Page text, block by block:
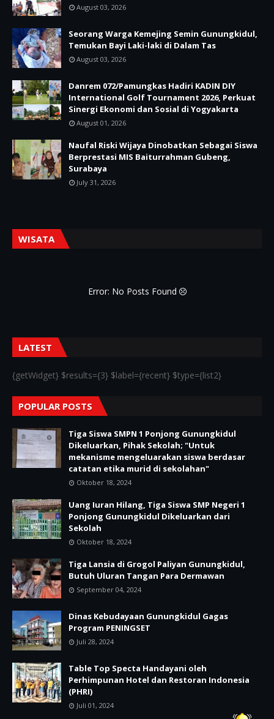
August 03, 2026
Seorang Warga Kemejing Semin Gunungkidul,
Temukan Bayi Laki-laki di Dalam Tas
August 03, 2026
Danrem 072/Pamungkas Hadiri KADIN DIY
International Golf Tournament 2026, Perkuat
Sinergi Ekonomi dan Sosial di Yogyakarta
August 01, 2026
Naufal Riski Wijaya Dinobatkan Sebagai Siswa
Berprestasi MIS Baiturrahman Gubeng,
Surabaya
July 31, 2026
WISATA
Error: No Posts Found
LATEST
{getWidget} $results={3} $label={recent} $type={list2}
POPULAR POSTS
Tiga Siswa SMPN 1 Ponjong Gunungkidul
Dikeluarkan, Pihak Sekolah; "Untuk
mekanisme mengeluarakan siswa berdasar
catatan etika murid di sekolahan"
Oktober 18, 2024
Uang Iuran Hilang, Tiga Siswa SMP Negeri 1
Ponjong Gunungkidul Dikeluarkan dari
Sekolah
Oktober 18, 2024
Tiga Lansia di Grogol Paliyan Gunungkidul,
Butuh Uluran Tangan Para Dermawan
September 04, 2024
Dinas Kebudayaan Gunungkidul Gagas
Program PENINGSET
Juli 28, 2024
Table Top Specta Handayani oleh
Perhimpunan Hotel dan Restoran Indonesia
(PHRI)
Juli 01, 2024